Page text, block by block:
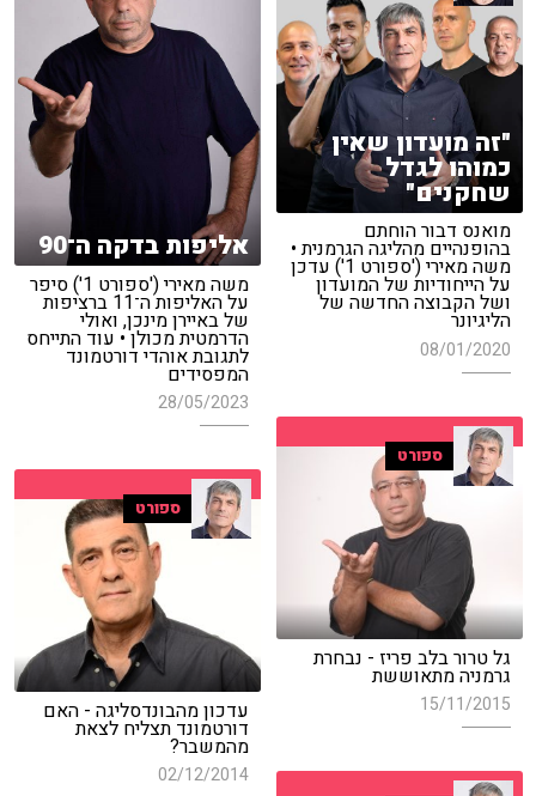
אליפות בדקה ה־90
משה מאירי ('ספורט 1') סיפר
על האליפות ה־11 ברציפות
של באיירן מינכן, ואולי
הדרמטית מכולן • עוד התייחס
לתגובת אוהדי דורטמונד
המפסידים
28/05/2023
"זה מועדון שאין
כמוהו לגדל
שחקנים"
מואנס דבור הוחתם
בהופנהיים מהליגה הגרמנית •
משה מאירי ('ספורט 1') עדכן
על הייחודיות של המועדון
ושל הקבוצה החדשה של
הליגיונר
08/01/2020
ספורט
גל טרור בלב פריז - נבחרת
גרמניה מתאוששת
15/11/2015
ספורט
עדכון מהבונדסליגה - האם
דורטמונד תצליח לצאת
מהמשבר?
02/12/2014